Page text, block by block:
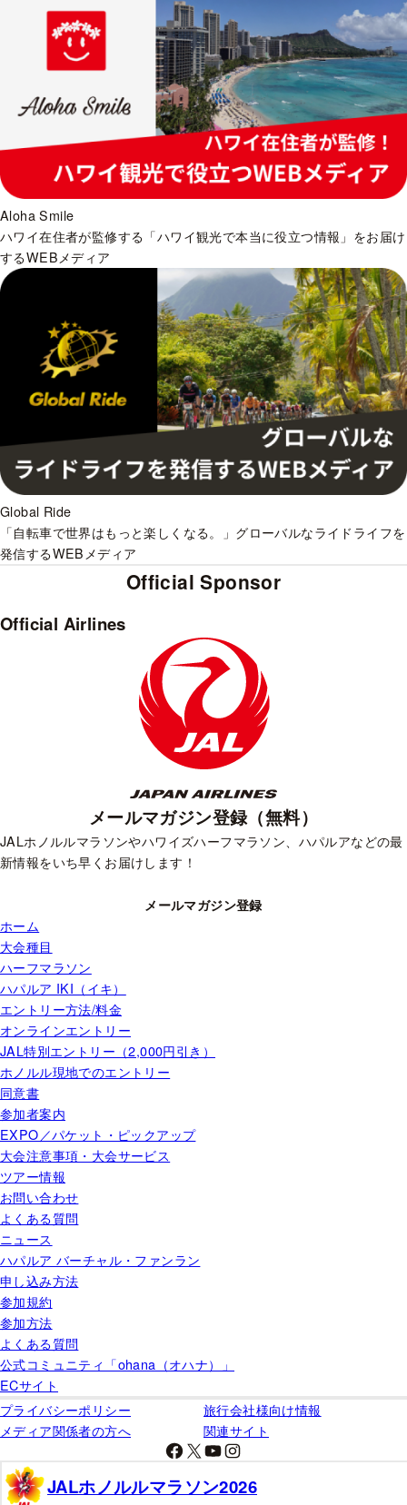
Aloha Smile
ハワイ在住者が監修する「ハワイ観光で本当に役立つ情報」をお届け
するWEBメディア
Global Ride
「自転車で世界はもっと楽しくなる。」グローバルなライドライフを
発信するWEBメディア
Official Sponsor
Official Airlines
メールマガジン登録（無料）
JALホノルルマラソンやハワイズハーフマラソン、ハパルアなどの最
新情報をいち早くお届けします！
メールマガジン登録
ホーム
大会種目
ハーフマラソン
ハパルア IKI（イキ）
エントリー方法/料金
オンラインエントリー
JAL特別エントリー（2,000円引き）
ホノルル現地でのエントリー
同意書
参加者案内
EXPO／パケット・ピックアップ
大会注意事項・大会サービス
ツアー情報
お問い合わせ
よくある質問
ニュース
ハパルア バーチャル・ファンラン
申し込み方法
参加規約
参加方法
よくある質問
公式コミュニティ「ohana（オハナ）」
ECサイト
プライバシーポリシー
旅行会社様向け情報
メディア関係者の方へ
関連サイト
Facebook
X YouTube
Instagram
JALホノルルマラソン2026